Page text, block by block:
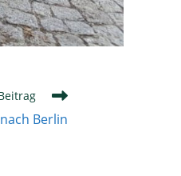
Berlin